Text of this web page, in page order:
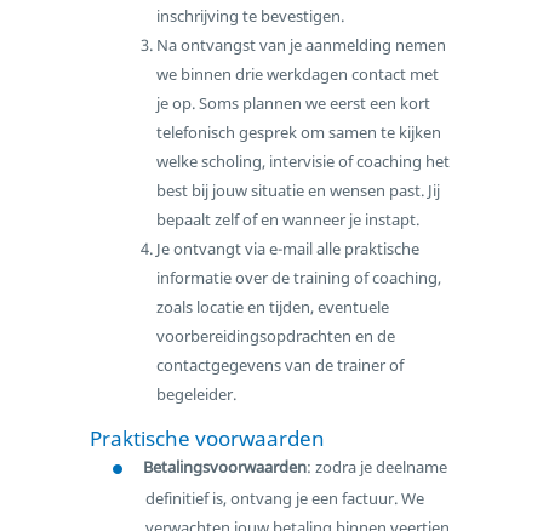
inschrijving te bevestigen.
Na ontvangst van je aanmelding nemen
we binnen drie werkdagen contact met
je op. Soms plannen we eerst een kort
telefonisch gesprek om samen te kijken
welke scholing, intervisie of coaching het
best bij jouw situatie en wensen past. Jij
bepaalt zelf of en wanneer je instapt.
Je ontvangt via e-mail alle praktische
informatie over de training of coaching,
zoals locatie en tijden, eventuele
voorbereidingsopdrachten en de
contactgegevens van de trainer of
begeleider.
Praktische voorwaarden
Betalingsvoorwaarden: zodra je deelname
definitief is, ontvang je een factuur. We